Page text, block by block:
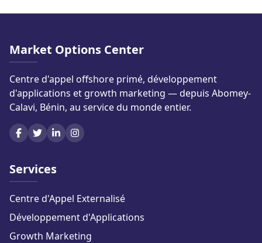
Market Options Center
Centre d'appel offshore primé, développement
d'applications et growth marketing — depuis Abomey-
Calavi, Bénin, au service du monde entier.
Services
Centre d'Appel Externalisé
Développement d'Applications
Growth Marketing